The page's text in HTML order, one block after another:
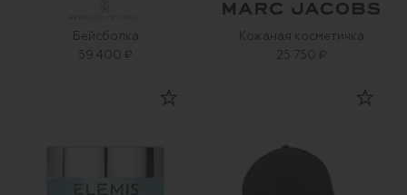
Бейсболка
59 400 ₽
Кожаная косметичка
25 750 ₽